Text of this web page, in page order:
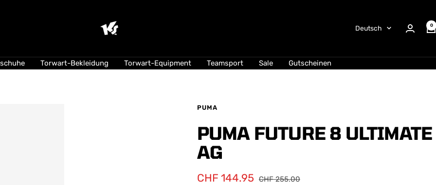
Suisse
Sprache
Deutsch 0
Torwart-Bekleidung Torwart-Equipment Teamsport Sale Gutscheinen
PUMA
PUMA FUTURE 8 ULTIMATE
AG
Angebotspreis
CHF 144.95 Regulärer
CHF 255.00